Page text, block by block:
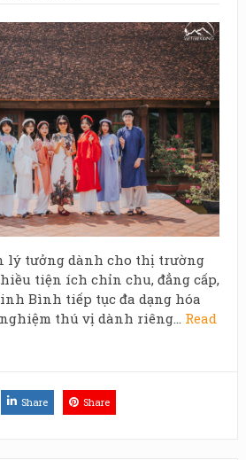
lý tưởng dành cho thị trường
tiện ích chỉn chu, đẳng cấp,
Bình tiếp tục đa dạng hóa
thú vị dành riêng... Read
Share Share